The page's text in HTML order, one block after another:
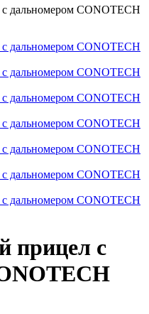
прицел с